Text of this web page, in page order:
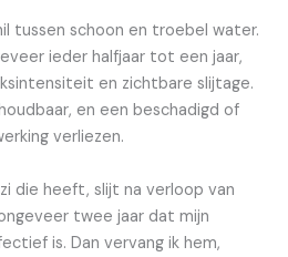
tussen schoon en troebel water.
ieder halfjaar tot een jaar,
en zichtbare slijtage.
en een beschadigd of
verliezen.
die heeft, slijt na verloop van
twee jaar dat mijn
is. Dan vervang ik hem,